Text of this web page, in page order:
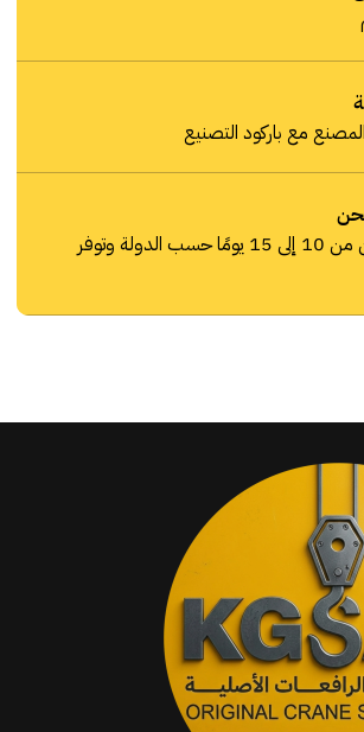
مع باركود التصنيع
تتراوح مدة الشحن من 10 إلى 15 يومًا حسب الدولة وتوفر